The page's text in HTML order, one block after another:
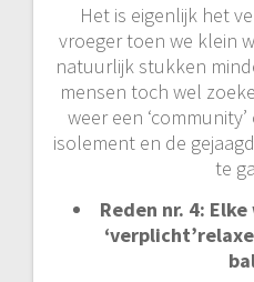
Het is eigenlijk het
vroeger toen we klein
natuurlijk stukken
mensen toch wel
weer een
isolement en de
te
Reden nr. 4: